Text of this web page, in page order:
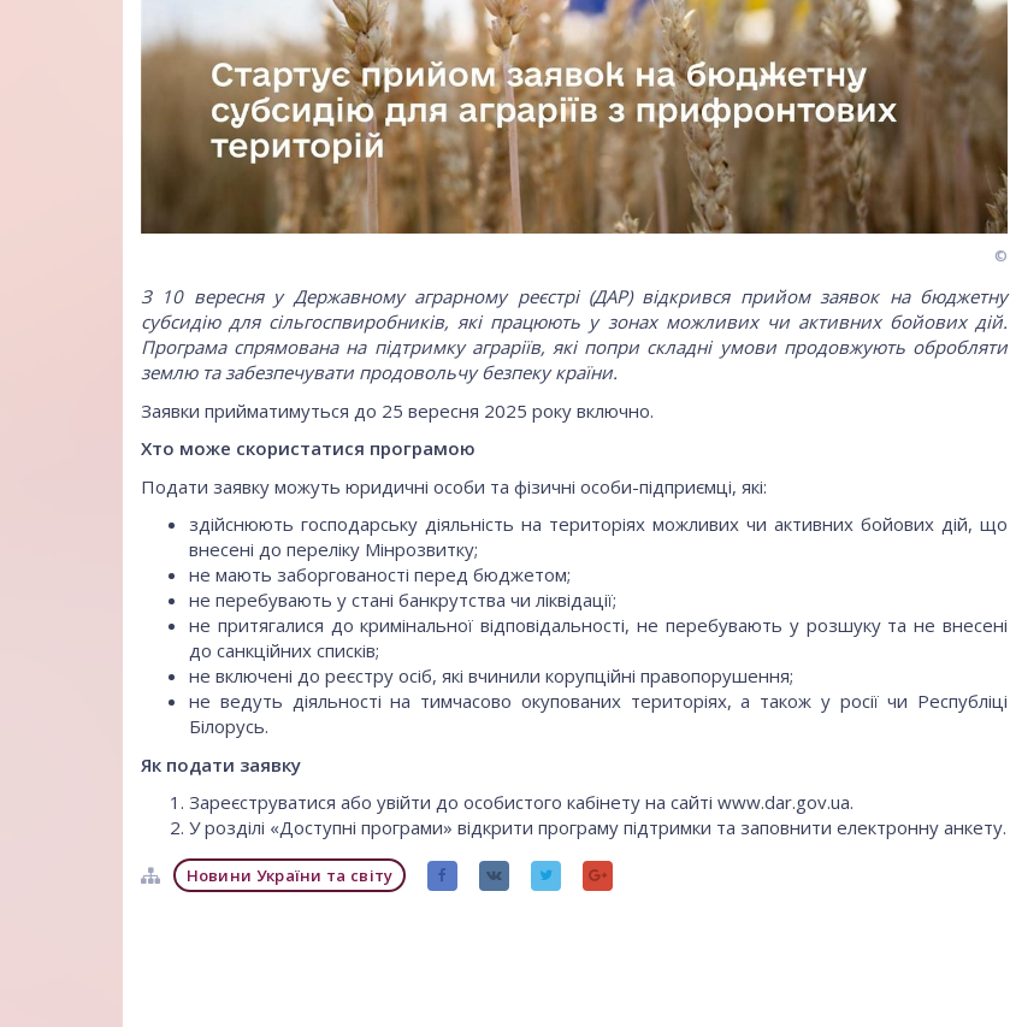
©
З 10 вересня у Державному аграрному реєстрі (ДАР)відкрився прийом заявок на бюджетну
субсидію для сільгоспвиробників, які працюють у зонах можливих чи активних бойових дій.
Програма спрямована на підтримку аграріїв, які попри складні умови продовжують обробляти
землю та забезпечувати продовольчу безпеку країни.
Заявки прийматимуться до 25 вересня 2025 року включно.
Хто може скористатися програмою
Подати заявку можуть юридичні особи та фізичні особи-підприємці, які:
здійснюють господарську діяльність на територіях можливих чи активних бойових дій, що
внесені до переліку Мінрозвитку;
не мають заборгованості перед бюджетом;
не перебувають у стані банкрутства чи ліквідації;
не притягалися до кримінальної відповідальності, не перебувають у розшуку та не внесені
до санкційних списків;
не включені до реєстру осіб, які вчинили корупційні правопорушення;
не ведуть діяльності на тимчасово окупованих територіях, а також у росії чи Республіці
Білорусь.
Як подати заявку
Зареєструватися або увійти до особистого кабінету на сайті www.dar.gov.ua.
У розділі «Доступні програми» відкрити програму підтримки та заповнити електронну анкету.
Новини України та світу